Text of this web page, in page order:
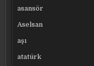
asansör
Aselsan
aşı
atatürk